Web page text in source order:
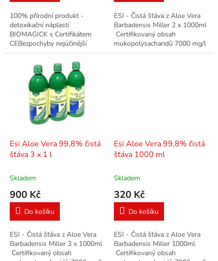
100% přírodní produkt -
detoxikační náplasti
BIOMAGICK s Certifikátem
CEBezpochyby nejúčinější
detoxikační náplasti v nabídce
Detoxikační náplasti
pomáhají:...
ESI - Čistá šťáva z Aloe Vera
Barbadensis Miller 2 x 1000ml
Certifikovaný obsah
mukopolysacharidů 7000 mg/l
Čistá šťáva z ALOE VERA
Esi Aloe Vera 99,8% čistá
šťáva 3 x 1 l
Skladem
900 Kč
Do košíku
ESI - Čistá šťáva z Aloe Vera
Barbadensis Miller 3 x 1000ml
Certifikovaný obsah
Esi Aloe Vera 99,8% čistá
šťáva 1000 ml
Skladem
320 Kč
Do košíku
ESI - Čistá šťáva z Aloe Vera
Barbadensis Miller 1000ml
Certifikovaný obsah